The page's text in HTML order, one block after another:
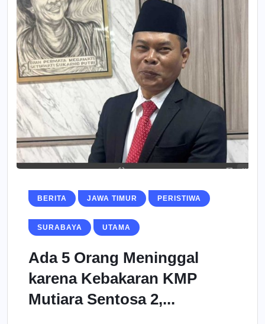
BERITA JAWA TIMUR PERISTIWA
SURABAYA UTAMA
Ada 5 Orang Meninggal
karena Kebakaran KMP
Mutiara Sentosa 2,...